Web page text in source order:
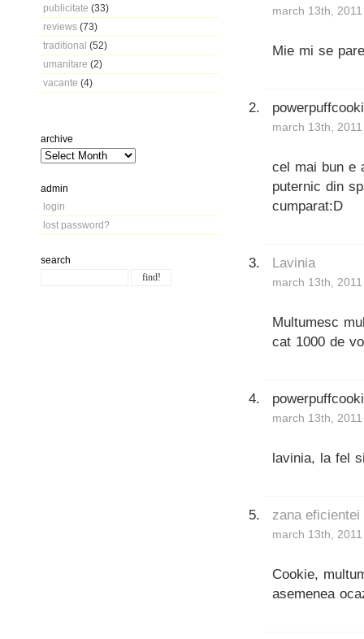
publicitate (33)
reviews (73)
traditional (52)
umanitare (2)
vacante (4)
archive
admin
login
lost password?
search
march 13th,
Mie mi se
march 13th,
cel mai bun e
puternic din
cumparat:D
Lavinia
march 13th,
Multumesc
cat 1000 de
march 13th,
lavinia, la fel
zana eficientei
march 13th,
Cookie,
asemenea